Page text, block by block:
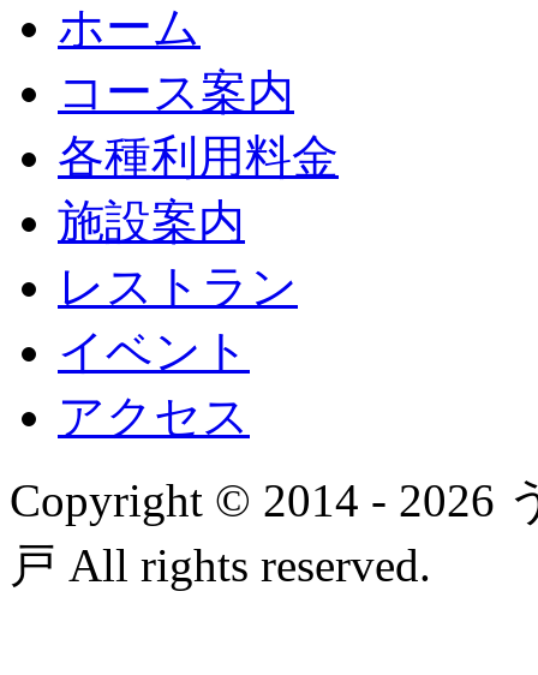
ホーム
コース案内
各種利用料金
施設案内
レストラン
イベント
アクセス
Copyright © 2014 - 2026
戸 All rights reserved.